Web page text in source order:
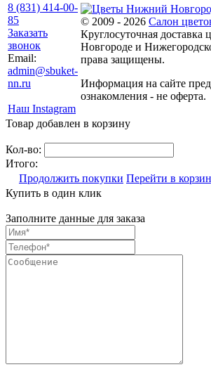
8 (831) 414-00-
85
Заказать
звонок
Email:
admin@sbuket-
nn.ru
Наш Instagram
© 2009 - 2026 Салон
Круглосуточная
Новгороде и
права защищены.
Информация на сайте
ознакомления - не оферта.
Товар добавлен в корзину
Кол-во:
Итого:
Продолжить покупки Перейти в
Купить в один клик
Заполните данные для заказа